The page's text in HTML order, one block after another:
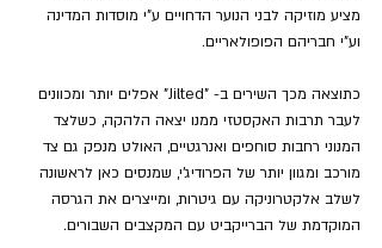
מציע מוזיקה לבני הנוער הדחויים ע"י מוסדות המדינה
וע"י חבריהם הפופולאריים.
כתוצאה מכך השירים ב- "Jilted" אפלים יותר ומכוונים
לעבר תרבות האקסטזי ממנו יצאה הלהקה, כשלצד
המנוני רחבות סוחפים ואנרגטיים, האולט מנפק גם צד
מורכב ומגוון יותר של הפרודיג'י, שמנסים כאן לראשונה
לשלב אלקטרוניקה עם גיטרות, ומייצרים את הגרסה
המוקדמת של הברייקביט עם המקצבים השבורים.